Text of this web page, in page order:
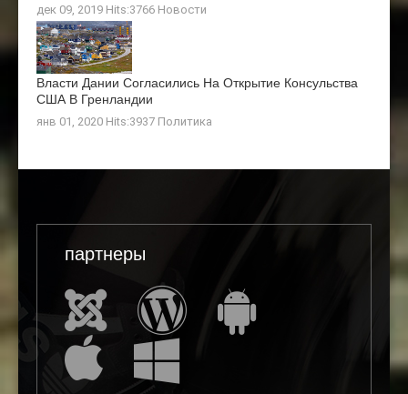
дек 09, 2019 Hits:3766 Новости
Власти Дании Согласились На Открытие Консульства
США В Гренландии
янв 01, 2020 Hits:3937 Политика
партнеры